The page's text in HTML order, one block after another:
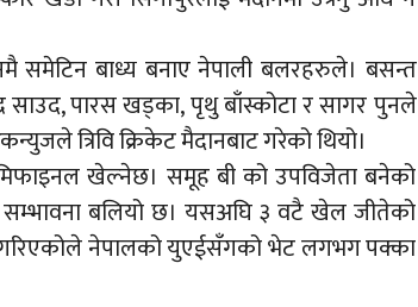
समेटिन बाध्य बनाए नेपाली बलरहरुले। बसन्त
साउद, पारस खड्का, पृथु बाँस्कोटा र सागर पुनले
त्रिवि क्रिकेट मैदानबाट गरेको थियो।
खेल्नेछ। समूह बी को उपविजेता बनेको
बलियो छ। यसअघि ३ वटै खेल जीतेको
नेपालको युएईसँगको भेट लगभग पक्का